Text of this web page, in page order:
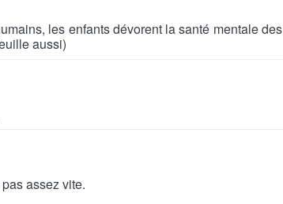
les enfants dévorent la santé mentale des
aussi)
assez vite.